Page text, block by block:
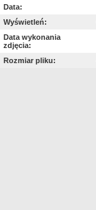
Data:
Wyświetleń:
Data wykonania
zdjęcia:
Rozmiar pliku: